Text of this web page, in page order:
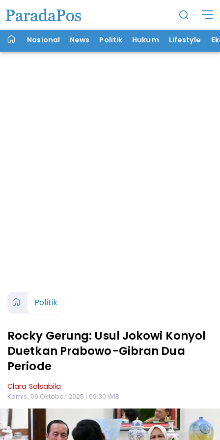
Nasional News Politik Hukum Lifestyle
Politik
Rocky Gerung: Usul Jokowi Konyol
Duetkan Prabowo-Gibran Dua
Periode
Clara Salsabila
Kamis, 09 Oktober 2025 | 09:30 WIB